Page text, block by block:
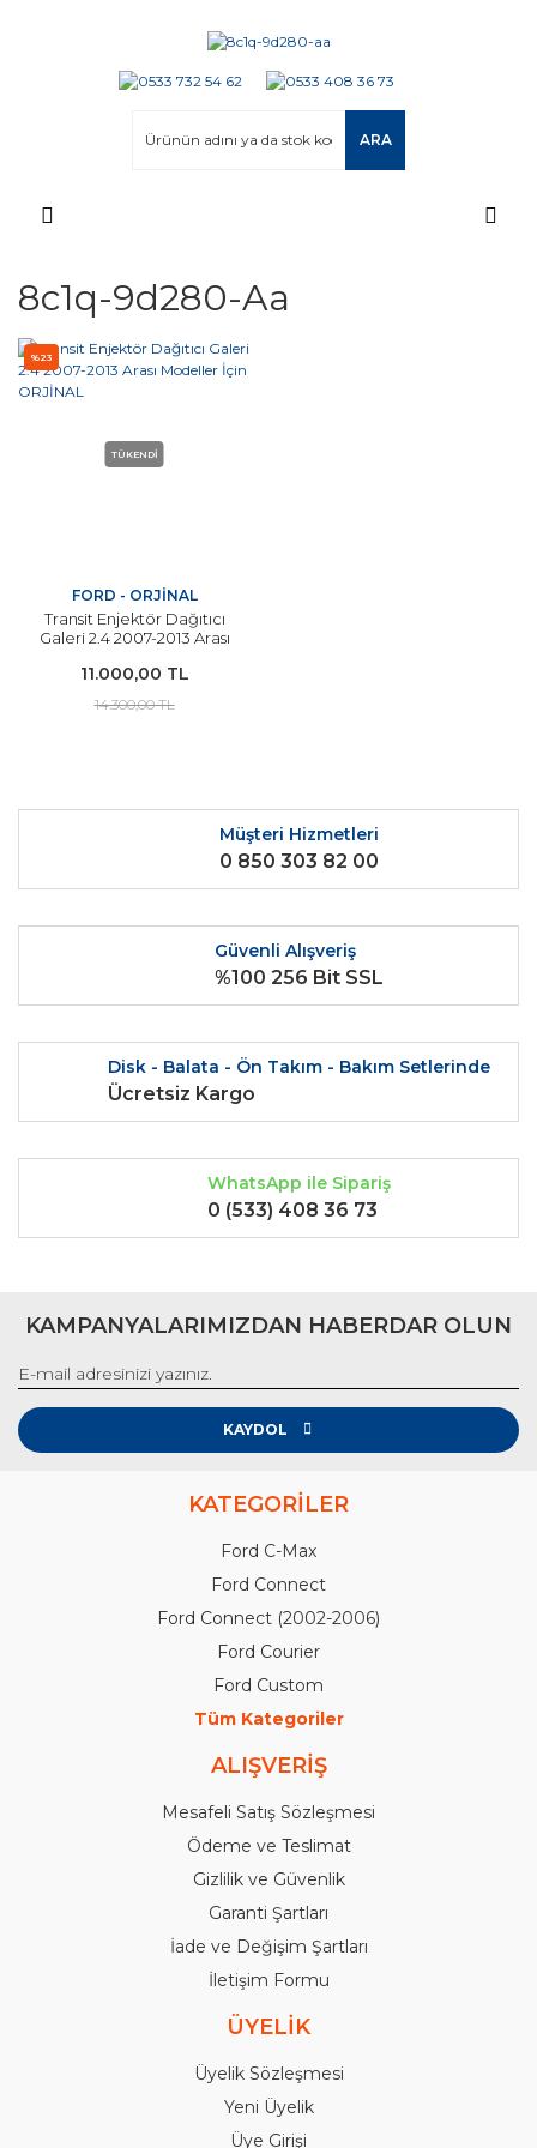
ARA
8c1q-9d280-Aa
%23
TÜKENDİ
FORD - ORJİNAL
Transit Enjektör Dağıtıcı
Galeri 2.4 2007-2013 Arası
11.000,00 TL
14.300,00 TL
Müşteri Hizmetleri
0 850 303 82 00
Güvenli Alışveriş
%100 256 Bit SSL
Disk - Balata - Ön Takım - Bakım Setlerinde
Ücretsiz Kargo
WhatsApp ile Sipariş
0 (533) 408 36 73
KAMPANYALARIMIZDAN HABERDAR OLUN
KAYDOL
KATEGORİLER
Ford C-Max
Ford Connect
Ford Connect (2002-2006)
Ford Courier
Ford Custom
Tüm Kategoriler
ALIŞVERİŞ
Mesafeli Satış Sözleşmesi
Ödeme ve Teslimat
Gizlilik ve Güvenlik
Garanti Şartları
İade ve Değişim Şartları
İletişim Formu
ÜYELİK
Üyelik Sözleşmesi
Yeni Üyelik
Üye Girişi